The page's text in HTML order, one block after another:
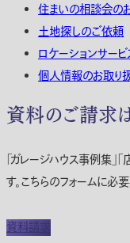
住まいの相談会の
土地探しのご依頼
ロケーションサー
個人情報のお取り
資料のご請求
「ガレージハウス事例集」
す。こちらのフォームに必
資料請求